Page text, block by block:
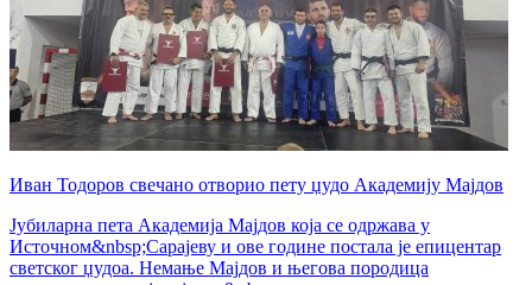
Иван Тодоров свечано отворио пету џудо Академију Мајдов
Јубиларна пета Академија Мајдов која се одржава у
Источном&nbsp;Сарајеву и ове године постала је епицентар
светског џудоа. Немање Мајдов и његова породица